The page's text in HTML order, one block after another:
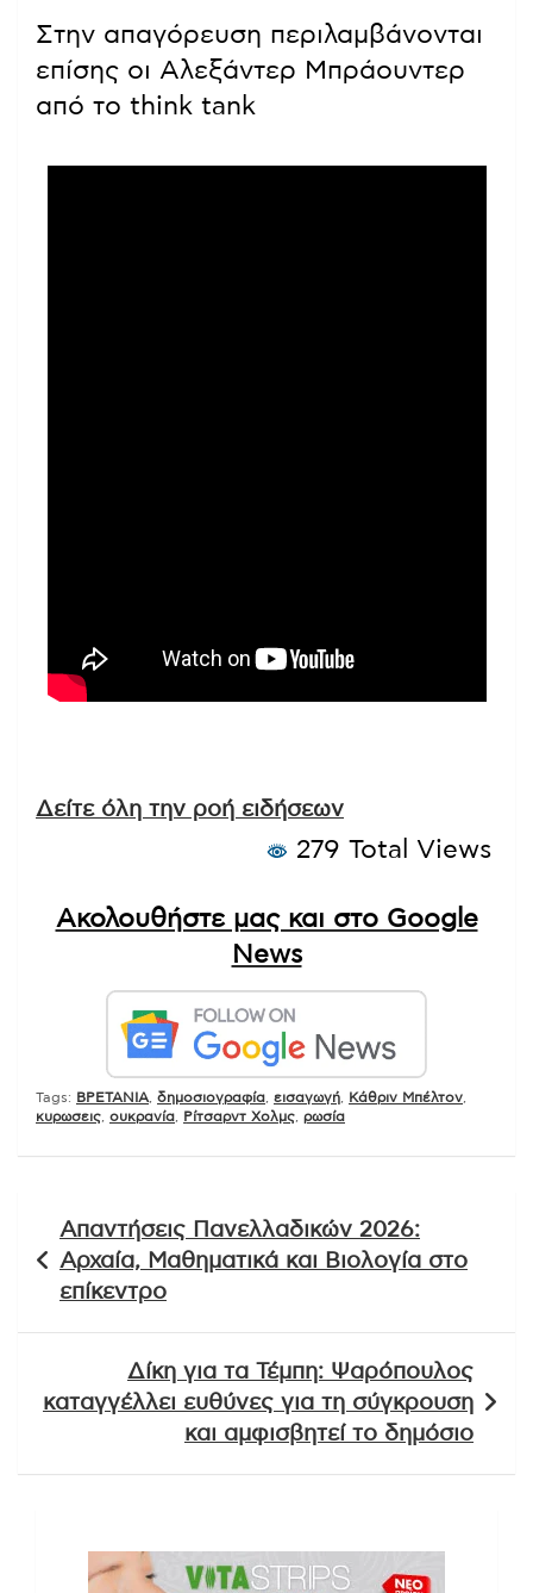
Στην απαγόρευση περιλαμβάνονται
επίσης οι Αλεξάντερ Μπράουντερ
από το think tank
Δείτε όλη την ροή ειδήσεων
279 Total Views
Ακολουθήστε μας και στο Google
News
Tags: ΒΡΕΤΑΝΙΑ δημοσιογραφία εισαγωγή Κάθριν Μπέλτον
κυρωσεις ουκρανία Ρίτσαρντ Χολμς ρωσία
άρθρων
Απαντήσεις Πανελλαδικών 2026:
Αρχαία, Μαθηματικά και Βιολογία στο
επίκεντρο
Δίκη για τα Τέμπη: Ψαρόπουλος
καταγγέλλει ευθύνες για τη σύγκρουση
και αμφισβητεί το δημόσιο